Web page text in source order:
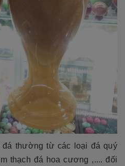
đá thường từ các loại đá quý
thạch đá hoa cương ,.... đối